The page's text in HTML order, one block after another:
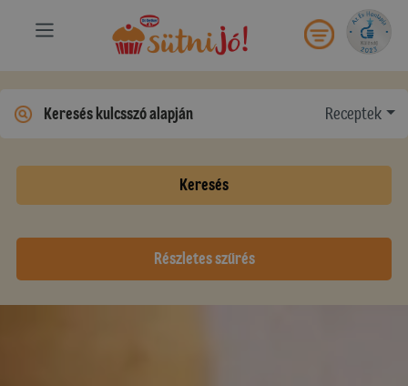
Receptek
Keresés
Részletes szűrés